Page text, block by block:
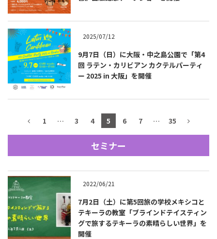
テキーラマップ
メキシコ料理
メキシコ旅行
メキシコの記念日 Events of Mexico
トピックス一覧 イベント一覧
お問合せ
Contact
バー＆レストラン
Bar & Restaurant
2025/07/12
9月7日（日）に大阪・中之島公園で「第4
回 ラテン・カリビアン カクテルパーティ
ー 2025 in 大阪」を開催
1 … 3 4 5 6 7 … 35
セミナー
2022/06/21
7月2日（土）に第5回旅の学校メキシコと
テキーラの教室「ブラインドテイスティン
グで旅するテキーラの素晴らしい世界」を
開催